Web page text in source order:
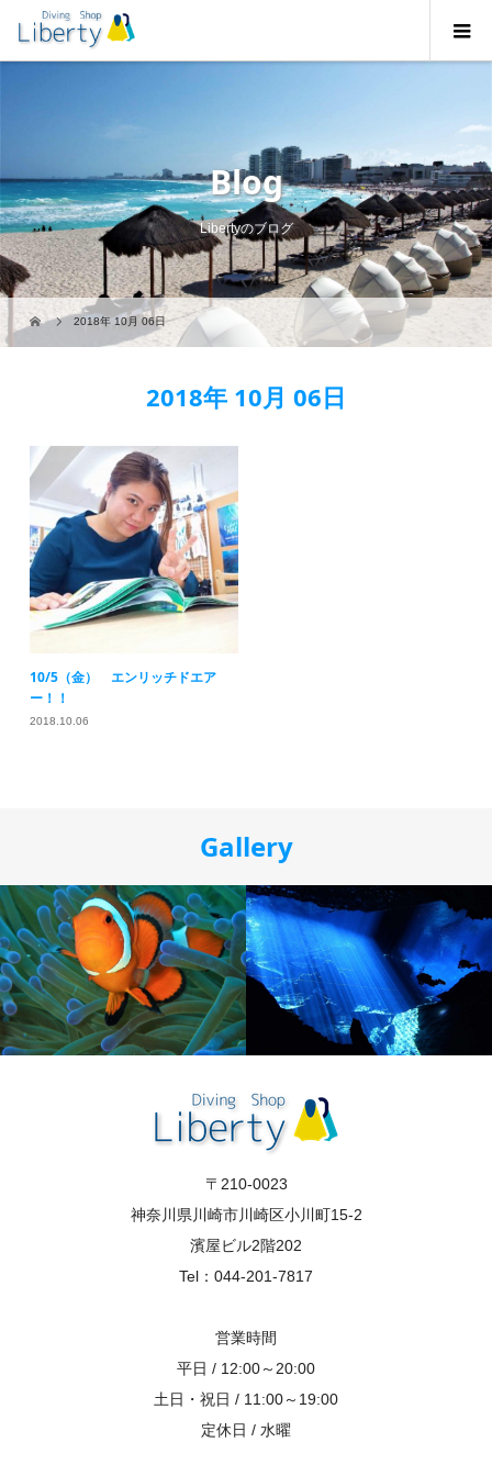
Blog
Libertyのブログ
2018年 10月 06日
2018年 10月 06日
10/5（金） エンリッチドエア
ー！！
2018.10.06
Gallery
〒210-0023
神奈川県川崎市川崎区小川町15-2
濱屋ビル2階202
Tel：044-201-7817
営業時間
平日 / 12:00～20:00
土日・祝日 / 11:00～19:00
定休日 / 水曜